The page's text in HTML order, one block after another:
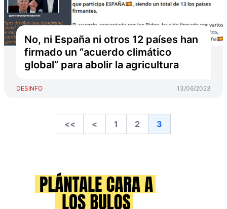
No, ni España ni otros 12 países han
firmado un “acuerdo climático
global” para abolir la agricultura
DESINFO 13/06/2023
<< < 1 2 3